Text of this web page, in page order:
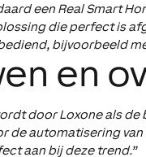
een Real Smart
die perfect is
bijvoorbeeld
en
door Loxone als
automatisering
aan bij deze trend.”